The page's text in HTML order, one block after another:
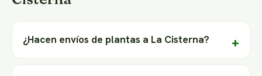
¿Hacen envíos de plantas a La Cisterna?